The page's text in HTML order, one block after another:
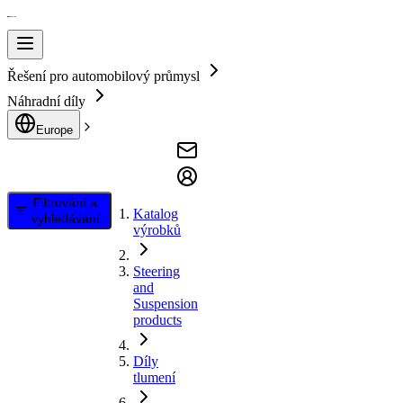
Řešení pro automobilový průmysl
Náhradní díly
Europe
Filtrování a
vyhledávání
Katalog
výrobků
Steering
and
Suspension
products
Díly
tlumení